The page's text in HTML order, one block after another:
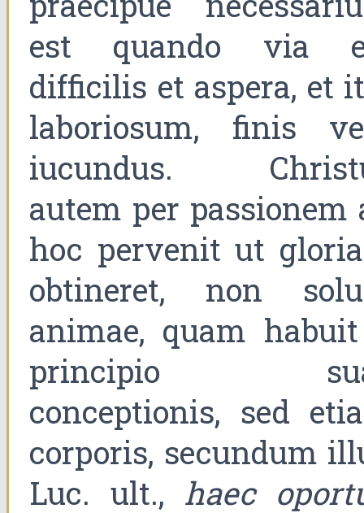
est quando via
difficilis et aspera, et
laboriosum, finis
iucundus.
autem per passionem
hoc pervenit ut
obtineret, non
animae, quam
principio
conceptionis, sed
corporis, secundum
Luc. ult., haec